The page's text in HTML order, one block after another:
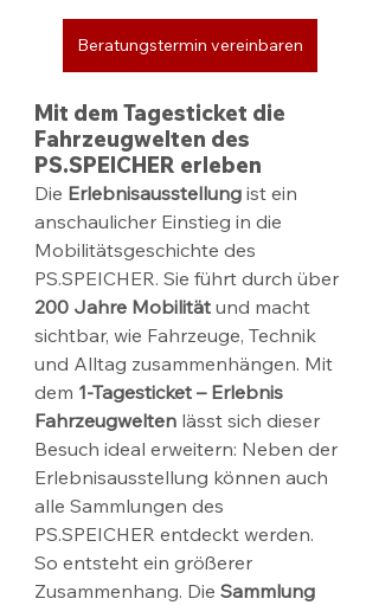
Beratungstermin vereinbaren
Mit dem Tagesticket die
Fahrzeugwelten des
PS.SPEICHER erleben
Die Erlebnisausstellung ist ein
anschaulicher Einstieg in die
Mobilitätsgeschichte des
PS.SPEICHER. Sie führt durch über
200 Jahre Mobilität und macht
sichtbar, wie Fahrzeuge, Technik
und Alltag zusammenhängen. Mit
dem 1-Tagesticket – Erlebnis
Fahrzeugwelten lässt sich dieser
Besuch ideal erweitern: Neben der
Erlebnisausstellung können auch
alle Sammlungen des
PS.SPEICHER entdeckt werden.
So entsteht ein größerer
Zusammenhang. Die Sammlung